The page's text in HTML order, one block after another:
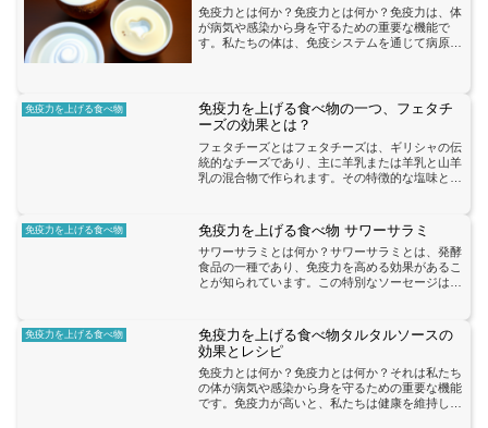
免疫力とは何か？免疫力とは何か？免疫力は、体
が病気や感染から身を守るための重要な機能で
す。私たちの体は、免疫システムを通じて病原体
免疫力を上げる食べ物
免疫力を上げる食べ物の一つ、フェタチ
ーズの効果とは？
フェタチーズとはフェタチーズは、ギリシャの伝
統的なチーズであり、主に羊乳または羊乳と山羊
乳の混合物で作られます。その特徴的な塩味とク
ための栄養素を豊富に...
免疫力を上げる食べ物 免疫力を上げる食べ物 サワーサラミ
サワーサラミとは何か？サワーサラミとは、発酵
食品の一種であり、免疫力を高める効果があるこ
とが知られています。この特別なソーセージは、
において善玉菌のバラ...
免疫力を上げる食べ物
免疫力を上げる食べ物タルタルソースの
効果とレシピ
免疫力とは何か？免疫力とは何か？それは私たち
の体が病気や感染から身を守るための重要な機能
です。免疫力が高いと、私たちは健康を維持し、